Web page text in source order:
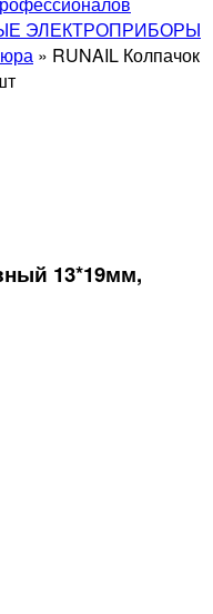
ЭЛЕКТРОПРИБОРЫ
» RUNAIL Колпачок
13*19мм,